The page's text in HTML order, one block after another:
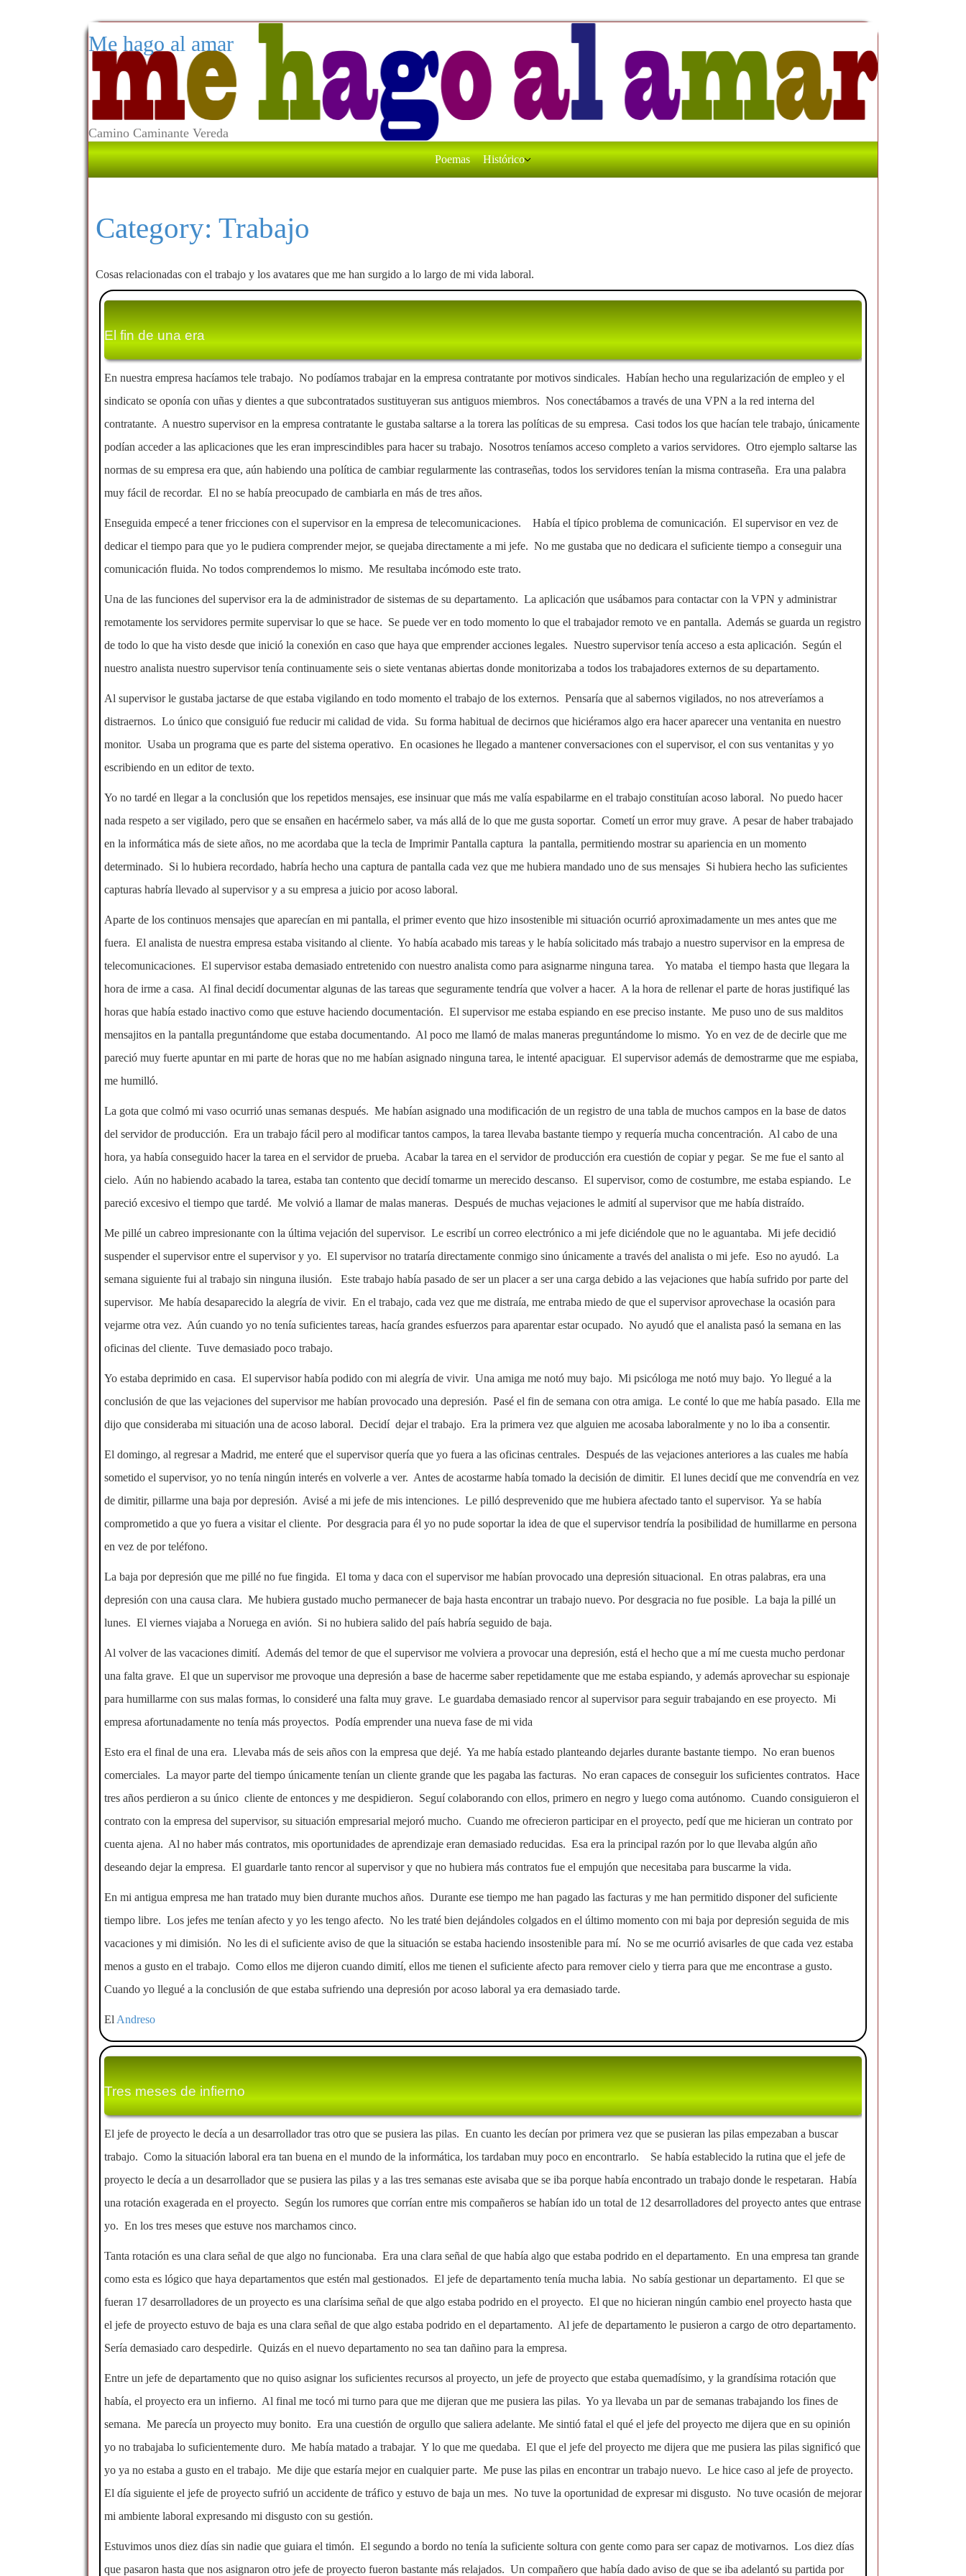
Me hago al amar
Camino Caminante Vereda
Poemas Histórico
Category: Trabajo
Cosas relacionadas con el trabajo y los avatares que me han surgido a lo largo de mi vida laboral.
El fin de una era
En nuestra empresa hacíamos tele trabajo. No podíamos trabajar en la empresa contratante por motivos sindicales. Habían hecho una regularización de empleo y el
sindicato se oponía con uñas y dientes a que subcontratados sustituyeran sus antiguos miembros. Nos conectábamos a través de una VPN a la red interna del
contratante. A nuestro supervisor en la empresa contratante le gustaba saltarse a la torera las políticas de su empresa. Casi todos los que hacían tele trabajo, únicamente
podían acceder a las aplicaciones que les eran imprescindibles para hacer su trabajo. Nosotros teníamos acceso completo a varios servidores. Otro ejemplo saltarse las
normas de su empresa era que, aún habiendo una política de cambiar regularmente las contraseñas, todos los servidores tenían la misma contraseña. Era una palabra
muy fácil de recordar. El no se había preocupado de cambiarla en más de tres años.
Enseguida empecé a tener fricciones con el supervisor en la empresa de telecomunicaciones. Había el típico problema de comunicación. El supervisor en vez de
dedicar el tiempo para que yo le pudiera comprender mejor, se quejaba directamente a mi jefe. No me gustaba que no dedicara el suficiente tiempo a conseguir una
comunicación fluida. No todos comprendemos lo mismo. Me resultaba incómodo este trato.
Una de las funciones del supervisor era la de administrador de sistemas de su departamento. La aplicación que usábamos para contactar con la VPN y administrar
remotamente los servidores permite supervisar lo que se hace. Se puede ver en todo momento lo que el trabajador remoto ve en pantalla. Además se guarda un registro
de todo lo que ha visto desde que inició la conexión en caso que haya que emprender acciones legales. Nuestro supervisor tenía acceso a esta aplicación. Según el
nuestro analista nuestro supervisor tenía continuamente seis o siete ventanas abiertas donde monitorizaba a todos los trabajadores externos de su departamento.
Al supervisor le gustaba jactarse de que estaba vigilando en todo momento el trabajo de los externos. Pensaría que al sabernos vigilados, no nos atreveríamos a
distraernos. Lo único que consiguió fue reducir mi calidad de vida. Su forma habitual de decirnos que hiciéramos algo era hacer aparecer una ventanita en nuestro
monitor. Usaba un programa que es parte del sistema operativo. En ocasiones he llegado a mantener conversaciones con el supervisor, el con sus ventanitas y yo
escribiendo en un editor de texto.
Yo no tardé en llegar a la conclusión que los repetidos mensajes, ese insinuar que más me valía espabilarme en el trabajo constituían acoso laboral. No puedo hacer
nada respeto a ser vigilado, pero que se ensañen en hacérmelo saber, va más allá de lo que me gusta soportar. Cometí un error muy grave. A pesar de haber trabajado
en la informática más de siete años, no me acordaba que la tecla de Imprimir Pantalla captura la pantalla, permitiendo mostrar su apariencia en un momento
determinado. Si lo hubiera recordado, habría hecho una captura de pantalla cada vez que me hubiera mandado uno de sus mensajes Si hubiera hecho las suficientes
capturas habría llevado al supervisor y a su empresa a juicio por acoso laboral.
Aparte de los continuos mensajes que aparecían en mi pantalla, el primer evento que hizo insostenible mi situación ocurrió aproximadamente un mes antes que me
fuera. El analista de nuestra empresa estaba visitando al cliente. Yo había acabado mis tareas y le había solicitado más trabajo a nuestro supervisor en la empresa de
telecomunicaciones. El supervisor estaba demasiado entretenido con nuestro analista como para asignarme ninguna tarea. Yo mataba el tiempo hasta que llegara la
hora de irme a casa. Al final decidí documentar algunas de las tareas que seguramente tendría que volver a hacer. A la hora de rellenar el parte de horas justifiqué las
horas que había estado inactivo como que estuve haciendo documentación. El supervisor me estaba espiando en ese preciso instante. Me puso uno de sus malditos
mensajitos en la pantalla preguntándome que estaba documentando. Al poco me llamó de malas maneras preguntándome lo mismo. Yo en vez de de decirle que me
pareció muy fuerte apuntar en mi parte de horas que no me habían asignado ninguna tarea, le intenté apaciguar. El supervisor además de demostrarme que me espiaba,
me humilló.
La gota que colmó mi vaso ocurrió unas semanas después. Me habían asignado una modificación de un registro de una tabla de muchos campos en la base de datos
del servidor de producción. Era un trabajo fácil pero al modificar tantos campos, la tarea llevaba bastante tiempo y requería mucha concentración. Al cabo de una
hora, ya había conseguido hacer la tarea en el servidor de prueba. Acabar la tarea en el servidor de producción era cuestión de copiar y pegar. Se me fue el santo al
cielo. Aún no habiendo acabado la tarea, estaba tan contento que decidí tomarme un merecido descanso. El supervisor, como de costumbre, me estaba espiando. Le
pareció excesivo el tiempo que tardé. Me volvió a llamar de malas maneras. Después de muchas vejaciones le admití al supervisor que me había distraído.
Me pillé un cabreo impresionante con la última vejación del supervisor. Le escribí un correo electrónico a mi jefe diciéndole que no le aguantaba. Mi jefe decidió
suspender el supervisor entre el supervisor y yo. El supervisor no trataría directamente conmigo sino únicamente a través del analista o mi jefe. Eso no ayudó. La
semana siguiente fui al trabajo sin ninguna ilusión. Este trabajo había pasado de ser un placer a ser una carga debido a las vejaciones que había sufrido por parte del
supervisor. Me había desaparecido la alegría de vivir. En el trabajo, cada vez que me distraía, me entraba miedo de que el supervisor aprovechase la ocasión para
vejarme otra vez. Aún cuando yo no tenía suficientes tareas, hacía grandes esfuerzos para aparentar estar ocupado. No ayudó que el analista pasó la semana en las
oficinas del cliente. Tuve demasiado poco trabajo.
Yo estaba deprimido en casa. El supervisor había podido con mi alegría de vivir. Una amiga me notó muy bajo. Mi psicóloga me notó muy bajo. Yo llegué a la
conclusión de que las vejaciones del supervisor me habían provocado una depresión. Pasé el fin de semana con otra amiga. Le conté lo que me había pasado. Ella me
dijo que consideraba mi situación una de acoso laboral. Decidí dejar el trabajo. Era la primera vez que alguien me acosaba laboralmente y no lo iba a consentir.
El domingo, al regresar a Madrid, me enteré que el supervisor quería que yo fuera a las oficinas centrales. Después de las vejaciones anteriores a las cuales me había
sometido el supervisor, yo no tenía ningún interés en volverle a ver. Antes de acostarme había tomado la decisión de dimitir. El lunes decidí que me convendría en vez
de dimitir, pillarme una baja por depresión. Avisé a mi jefe de mis intenciones. Le pilló desprevenido que me hubiera afectado tanto el supervisor. Ya se había
comprometido a que yo fuera a visitar el cliente. Por desgracia para él yo no pude soportar la idea de que el supervisor tendría la posibilidad de humillarme en persona
en vez de por teléfono.
La baja por depresión que me pillé no fue fingida. El toma y daca con el supervisor me habían provocado una depresión situacional. En otras palabras, era una
depresión con una causa clara. Me hubiera gustado mucho permanecer de baja hasta encontrar un trabajo nuevo. Por desgracia no fue posible. La baja la pillé un
lunes. El viernes viajaba a Noruega en avión. Si no hubiera salido del país habría seguido de baja.
Al volver de las vacaciones dimití. Además del temor de que el supervisor me volviera a provocar una depresión, está el hecho que a mí me cuesta mucho perdonar
una falta grave. El que un supervisor me provoque una depresión a base de hacerme saber repetidamente que me estaba espiando, y además aprovechar su espionaje
para humillarme con sus malas formas, lo consideré una falta muy grave. Le guardaba demasiado rencor al supervisor para seguir trabajando en ese proyecto. Mi
empresa afortunadamente no tenía más proyectos. Podía emprender una nueva fase de mi vida
Esto era el final de una era. Llevaba más de seis años con la empresa que dejé. Ya me había estado planteando dejarles durante bastante tiempo. No eran buenos
comerciales. La mayor parte del tiempo únicamente tenían un cliente grande que les pagaba las facturas. No eran capaces de conseguir los suficientes contratos. Hace
tres años perdieron a su único cliente de entonces y me despidieron. Seguí colaborando con ellos, primero en negro y luego coma autónomo. Cuando consiguieron el
contrato con la empresa del supervisor, su situación empresarial mejoró mucho. Cuando me ofrecieron participar en el proyecto, pedí que me hicieran un contrato por
cuenta ajena. Al no haber más contratos, mis oportunidades de aprendizaje eran demasiado reducidas. Esa era la principal razón por lo que llevaba algún año
deseando dejar la empresa. El guardarle tanto rencor al supervisor y que no hubiera más contratos fue el empujón que necesitaba para buscarme la vida.
En mi antigua empresa me han tratado muy bien durante muchos años. Durante ese tiempo me han pagado las facturas y me han permitido disponer del suficiente
tiempo libre. Los jefes me tenían afecto y yo les tengo afecto. No les traté bien dejándoles colgados en el último momento con mi baja por depresión seguida de mis
vacaciones y mi dimisión. No les di el suficiente aviso de que la situación se estaba haciendo insostenible para mí. No se me ocurrió avisarles de que cada vez estaba
menos a gusto en el trabajo. Como ellos me dijeron cuando dimití, ellos me tienen el suficiente afecto para remover cielo y tierra para que me encontrase a gusto.
Cuando yo llegué a la conclusión de que estaba sufriendo una depresión por acoso laboral ya era demasiado tarde.
El Andreso
Tres meses de infierno
El jefe de proyecto le decía a un desarrollador tras otro que se pusiera las pilas. En cuanto les decían por primera vez que se pusieran las pilas empezaban a buscar
trabajo. Como la situación laboral era tan buena en el mundo de la informática, los tardaban muy poco en encontrarlo. Se había establecido la rutina que el jefe de
proyecto le decía a un desarrollador que se pusiera las pilas y a las tres semanas este avisaba que se iba porque había encontrado un trabajo donde le respetaran. Había
una rotación exagerada en el proyecto. Según los rumores que corrían entre mis compañeros se habían ido un total de 12 desarrolladores del proyecto antes que entrase
yo. En los tres meses que estuve nos marchamos cinco.
Tanta rotación es una clara señal de que algo no funcionaba. Era una clara señal de que había algo que estaba podrido en el departamento. En una empresa tan grande
como esta es lógico que haya departamentos que estén mal gestionados. El jefe de departamento tenía mucha labia. No sabía gestionar un departamento. El que se
fueran 17 desarrolladores de un proyecto es una clarísima señal de que algo estaba podrido en el proyecto. El que no hicieran ningún cambio enel proyecto hasta que
el jefe de proyecto estuvo de baja es una clara señal de que algo estaba podrido en el departamento. Al jefe de departamento le pusieron a cargo de otro departamento.
Sería demasiado caro despedirle. Quizás en el nuevo departamento no sea tan dañino para la empresa.
Entre un jefe de departamento que no quiso asignar los suficientes recursos al proyecto, un jefe de proyecto que estaba quemadísimo, y la grandísima rotación que
había, el proyecto era un infierno. Al final me tocó mi turno para que me dijeran que me pusiera las pilas. Yo ya llevaba un par de semanas trabajando los fines de
semana. Me parecía un proyecto muy bonito. Era una cuestión de orgullo que saliera adelante. Me sintió fatal el qué el jefe del proyecto me dijera que en su opinión
yo no trabajaba lo suficientemente duro. Me había matado a trabajar. Y lo que me quedaba. El que el jefe del proyecto me dijera que me pusiera las pilas significó que
yo ya no estaba a gusto en el trabajo. Me dije que estaría mejor en cualquier parte. Me puse las pilas en encontrar un trabajo nuevo. Le hice caso al jefe de proyecto.
El día siguiente el jefe de proyecto sufrió un accidente de tráfico y estuvo de baja un mes. No tuve la oportunidad de expresar mi disgusto. No tuve ocasión de mejorar
mi ambiente laboral expresando mi disgusto con su gestión.
Estuvimos unos diez días sin nadie que guiara el timón. El segundo a bordo no tenía la suficiente soltura con gente como para ser capaz de motivarnos. Los diez días
que pasaron hasta que nos asignaron otro jefe de proyecto fueron bastante más relajados. Un compañero que había dado aviso de que se iba adelantó su partida por